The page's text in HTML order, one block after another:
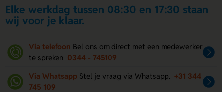
Elke werkdag tussen 08:30 en 17:30 staan
wij voor je klaar.
Via telefoon Bel ons om direct met een medewerker
te spreken 0344 - 745109
Via Whatsapp Stel je vraag via Whatsapp. +31 344
745 109